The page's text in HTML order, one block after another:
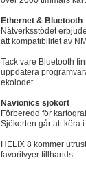
Ethernet & Bluetooth
Nätverksstödet
att kompatibilitet av
Tack vare Bluetooth
uppdatera
ekolodet.
Navionics sjökort
Förberedd för
Sjökorten går att köra
HELIX 8 kommer
favoritvyer tillhands.